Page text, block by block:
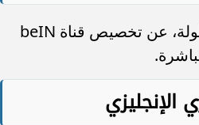
أعلنت شبكة بي إن سبورتس القطرية بصفتها الناقل الحصري للبطولة، عن تخصيص قناة beIN